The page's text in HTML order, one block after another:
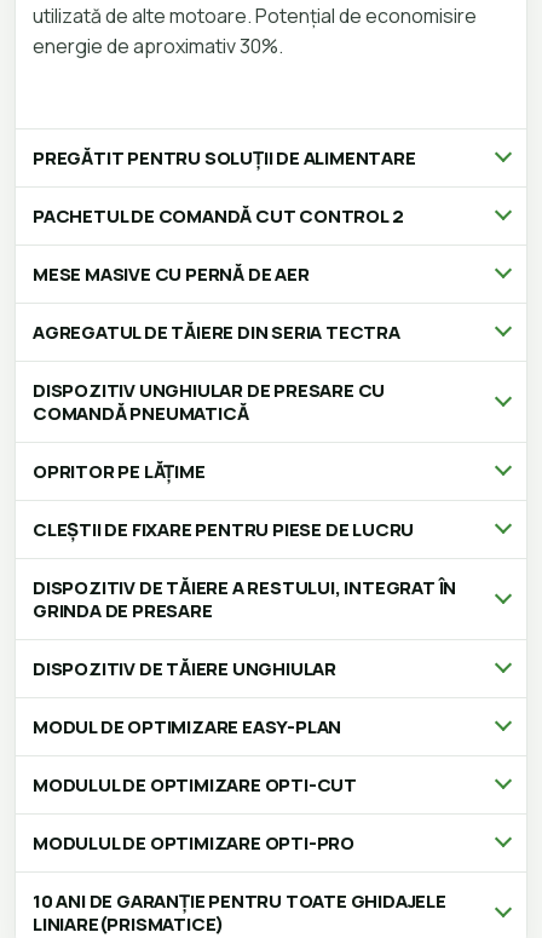
utilizată de alte motoare. Potențial de economisire
energie de aproximativ 30%.
PREGĂTIT PENTRU SOLUȚII DE ALIMENTARE
PACHETUL DE COMANDĂ CUT CONTROL 2
MESE MASIVE CU PERNĂ DE AER
AGREGATUL DE TĂIERE DIN SERIA TECTRA
DISPOZITIV UNGHIULAR DE PRESARE CU
COMANDĂ PNEUMATICĂ
OPRITOR PE LĂȚIME
CLEȘTII DE FIXARE PENTRU PIESE DE LUCRU
DISPOZITIV DE TĂIERE A RESTULUI, INTEGRAT ÎN
GRINDA DE PRESARE
DISPOZITIV DE TĂIERE UNGHIULAR
MODUL DE OPTIMIZARE EASY-PLAN
MODULUL DE OPTIMIZARE OPTI-CUT
MODULUL DE OPTIMIZARE OPTI-PRO
10 ANI DE GARANȚIE PENTRU TOATE GHIDAJELE
LINIARE(PRISMATICE)